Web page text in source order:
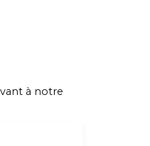
à notre